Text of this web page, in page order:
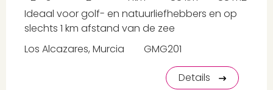
Ideaal voor golf- en natuurliefhebbers en op
slechts 1 km afstand van de zee
Los Alcazares, Murcia
GMG201
Details